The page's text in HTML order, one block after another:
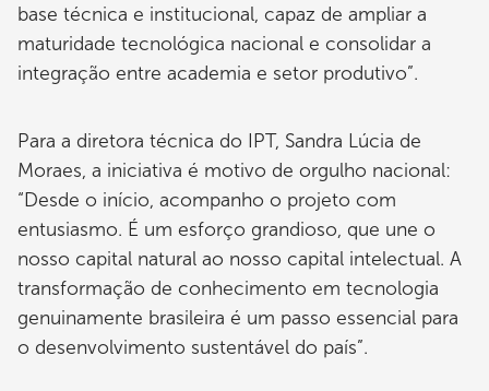
base técnica e institucional, capaz de ampliar a
maturidade tecnológica nacional e consolidar a
integração entre academia e setor produtivo”.
Para a diretora técnica do IPT, Sandra Lúcia de
Moraes, a iniciativa é motivo de orgulho nacional:
“Desde o início, acompanho o projeto com
entusiasmo. É um esforço grandioso, que une o
nosso capital natural ao nosso capital intelectual. A
transformação de conhecimento em tecnologia
genuinamente brasileira é um passo essencial para
o desenvolvimento sustentável do país”.